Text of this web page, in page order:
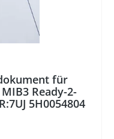
für
Ready-2-
5H0054804